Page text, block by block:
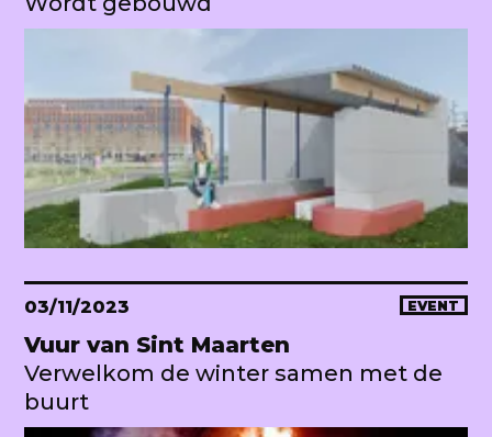
03/11/2023 EVENT
Vuur van Sint Maarten
Verwelkom de winter samen met de
buurt